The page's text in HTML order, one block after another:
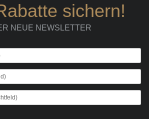
sichern!
NEUE NEWSLETTER